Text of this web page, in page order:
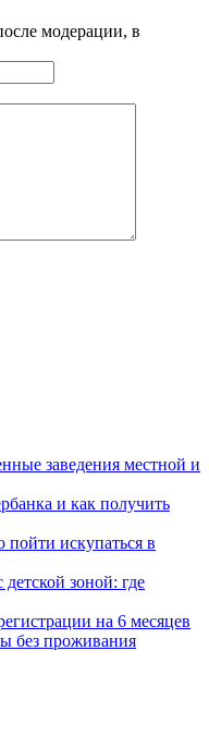
модерации, в
заведения местной и
и как получить
искупаться в
зоной: где
на 6 месяцев
без проживания